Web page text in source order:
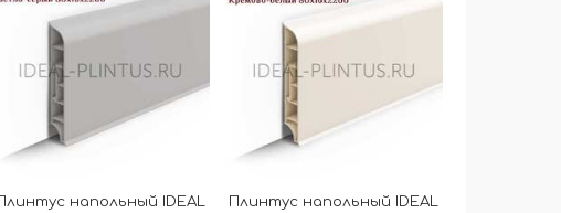
напольный IDEAL
Плинтус напольный IDEAL